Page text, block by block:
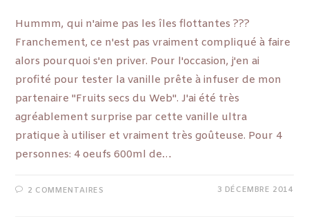
Hummm, qui n'aime pas les îles flottantes ???
Franchement, ce n'est pas vraiment compliqué à faire
alors pourquoi s'en priver. Pour l'occasion, j'en ai
profité pour tester la vanille prête à infuser de mon
partenaire "Fruits secs du Web". J'ai été très
agréablement surprise par cette vanille ultra
pratique à utiliser et vraiment très goûteuse. Pour 4
personnes: 4 oeufs 600ml de…
2 COMMENTAIRES 3 DÉCEMBRE 2014